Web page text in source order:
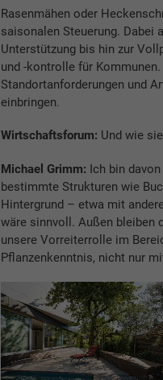
Rasenmähen oder
saisonalen Steuerung. Dabei
Unterstützung bis hin zur
und -kontrolle für
Standortanforderungen und
einbringen.
Wirtschaftsforum: Und wie
Michael Grimm: Ich bin
bestimmte Strukturen wie
Hintergrund – etwa mit
wäre sinnvoll. Außen bleiben
unsere Vorreiterrolle im
Pflanzenkenntnis, nicht nur